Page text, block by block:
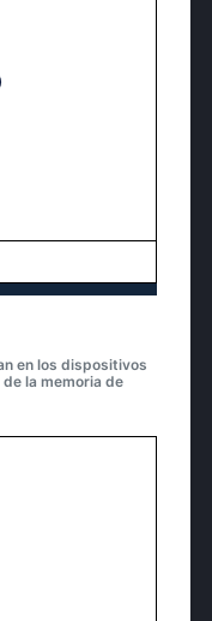
en los dispositivos
la memoria de